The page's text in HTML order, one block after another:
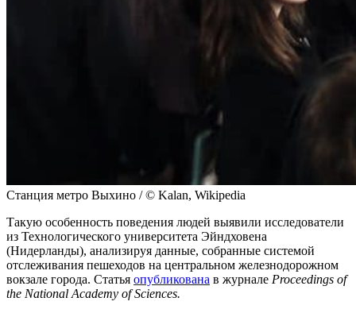
Станция метро Выхино / © Kalan, Wikipedia
Такую особенность поведения людей выявили исследователи
из Технологического университета Эйндховена
(Нидерланды), анализируя данные, собранные системой
отслеживания пешеходов на центральном железнодорожном
вокзале города. Статья опубликована в журнале Proceedings of
the National Academy of Sciences.